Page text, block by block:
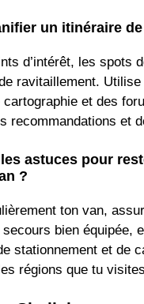
un itinéraire
d’intérêt, les spots
ravitaillement. Utilise
et des
recommandations et
astuces pour
?
ton van,
bien équipée,
stationnement et de
régions que tu